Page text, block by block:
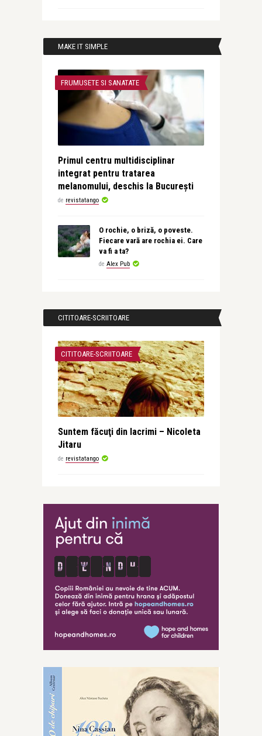
MAKE IT SIMPLE
FRUMUSETE SI SANATATE
Primul centru multidisciplinar
integrat pentru tratarea
melanomului, deschis la București
de revistatango
O rochie, o briză, o poveste.
Fiecare vară are rochia ei. Care
va fi a ta?
de Alex Pub
CITITOARE-SCRIITOARE
CITITOARE-SCRIITOARE
Suntem făcuţi din lacrimi – Nicoleta
Jitaru
de revistatango